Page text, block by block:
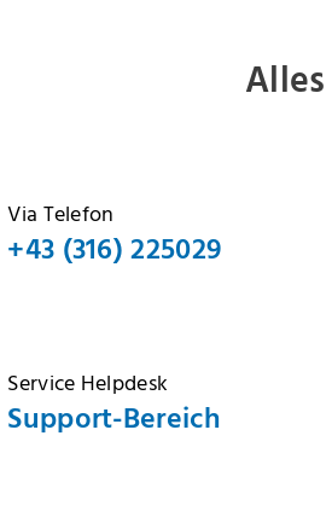
Via Telefon
+43 (316) 225029
Service Helpdesk
Support-Bereich